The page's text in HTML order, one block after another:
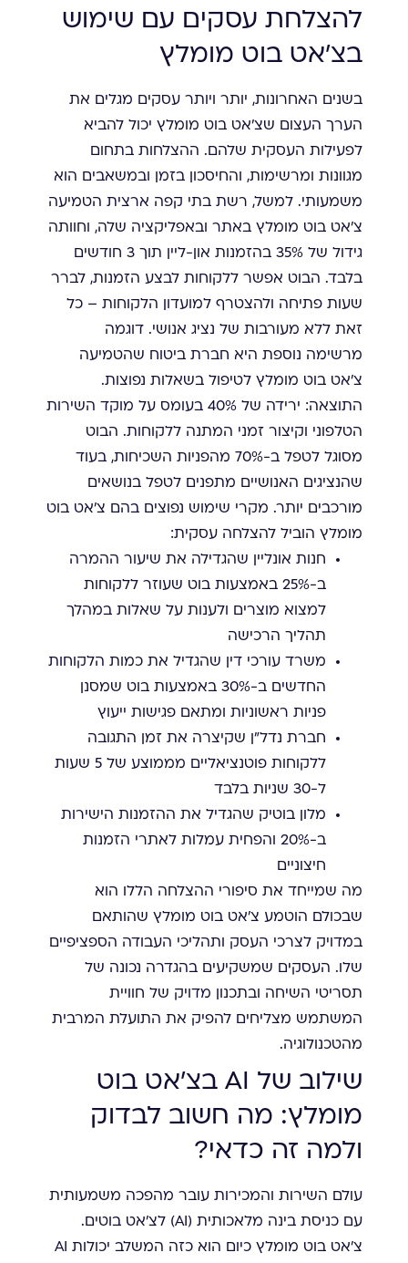
להצלחת עסקים עם שימוש
בצ'אט בוט מומלץ
בשנים האחרונות, יותר ויותר עסקים מגלים את
הערך העצום שצ'אט בוט מומלץ יכול להביא
לפעילות העסקית שלהם. ההצלחות בתחום
מגוונות ומרשימות, והחיסכון בזמן ובמשאבים הוא
משמעותי. למשל, רשת בתי קפה ארצית הטמיעה
צ'אט בוט מומלץ באתר ובאפליקציה שלה, וחוותה
גידול של 35% בהזמנות און-ליין תוך 3 חודשים
בלבד. הבוט אפשר ללקוחות לבצע הזמנות, לברר
שעות פתיחה ולהצטרף למועדון הלקוחות – כל
זאת ללא מעורבות של נציג אנושי. דוגמה
מרשימה נוספת היא חברת ביטוח שהטמיעה
צ'אט בוט מומלץ לטיפול בשאלות נפוצות.
התוצאה: ירידה של 40% בעומס על מוקד השירות
הטלפוני וקיצור זמני המתנה ללקוחות. הבוט
מסוגל לטפל ב-70% מהפניות השכיחות, בעוד
שהנציגים האנושיים מתפנים לטפל בנושאים
מורכבים יותר. מקרי שימוש נפוצים בהם צ'אט בוט
מומלץ הוביל להצלחה עסקית:
חנות אונליין שהגדילה את שיעור ההמרה
ב-25% באמצעות בוט שעוזר ללקוחות
למצוא מוצרים ולענות על שאלות במהלך
תהליך הרכישה
משרד עורכי דין שהגדיל את כמות הלקוחות
החדשים ב-30% באמצעות בוט שמסנן
פניות ראשוניות ומתאם פגישות ייעוץ
חברת נדל"ן שקיצרה את זמן התגובה
ללקוחות פוטנציאליים מממוצע של 5 שעות
ל-30 שניות בלבד
מלון בוטיק שהגדיל את ההזמנות הישירות
ב-20% והפחית עמלות לאתרי הזמנות
חיצוניים
מה שמייחד את סיפורי ההצלחה הללו הוא
שבכולם הוטמע צ'אט בוט מומלץ שהותאם
במדויק לצרכי העסק ותהליכי העבודה הספציפיים
שלו. העסקים שמשקיעים בהגדרה נכונה של
תסריטי השיחה ובתכנון מדויק של חוויית
המשתמש מצליחים להפיק את התועלת המרבית
מהטכנולוגיה.
שילוב של AI בצ'אט בוט
מומלץ: מה חשוב לבדוק
ולמה זה כדאי?
עולם השירות והמכירות עובר מהפכה משמעותית
עם כניסת בינה מלאכותית (AI) לצ'אט בוטים.
צ'אט בוט מומלץ כיום הוא כזה המשלב יכולות AI